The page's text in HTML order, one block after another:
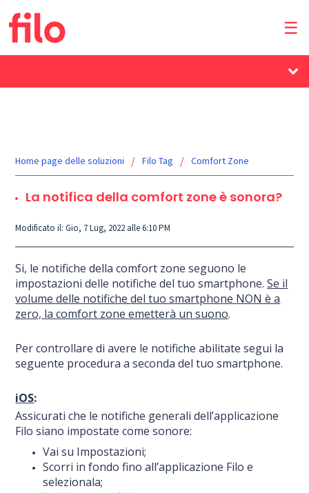
Home page delle soluzioni Filo Tag Comfort Zone
La notifica della comfort zone è sonora?
Modificato il: Gio, 7 Lug, 2022 alle 6:10 PM
Si, le notifiche della comfort zone seguono le
impostazioni delle notifiche del tuo smartphone.Se il
volume delle notifiche del tuo smartphone NON è a
zero, la comfort zone emetterà un suono.
Per controllare di avere le notifiche abilitate segui la
seguente procedura a seconda del tuo smartphone.
iOS:
Assicurati che le notifiche generali dell’applicazione
Filo siano impostate come sonore:
Vai su Impostazioni;
Scorri in fondo fino all’applicazione Filo e
selezionala;